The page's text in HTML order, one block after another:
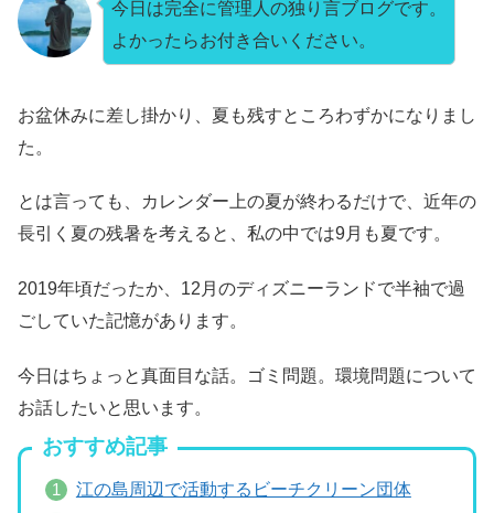
今日は完全に管理人の独り言ブログです。
よかったらお付き合いください。
お盆休みに差し掛かり、夏も残すところわずかになりまし
た。
とは言っても、カレンダー上の夏が終わるだけで、近年の
長引く夏の残暑を考えると、私の中では9月も夏です。
2019年頃だったか、12月のディズニーランドで半袖で過
ごしていた記憶があります。
今日はちょっと真面目な話。ゴミ問題。環境問題について
お話したいと思います。
おすすめ記事
江の島周辺で活動するビーチクリーン団体